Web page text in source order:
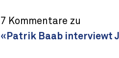
7 Kommentare zu
«Patrik Baab interviewt